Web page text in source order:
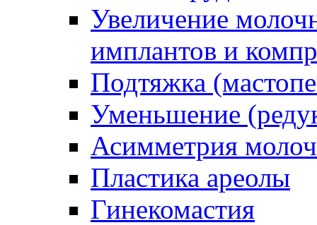
Увеличение
имплантов и
Подтяжка
Уменьшение
Асимметрия
Пластика ареолы
Гинекомастия